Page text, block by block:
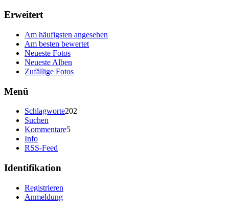
Erweitert
Am häufigsten angesehen
Am besten bewertet
Neueste Fotos
Neueste Alben
Zufällige Fotos
Menü
Schlagworte202
Suchen
Kommentare5
Info
RSS-Feed
Identifikation
Registrieren
Anmeldung